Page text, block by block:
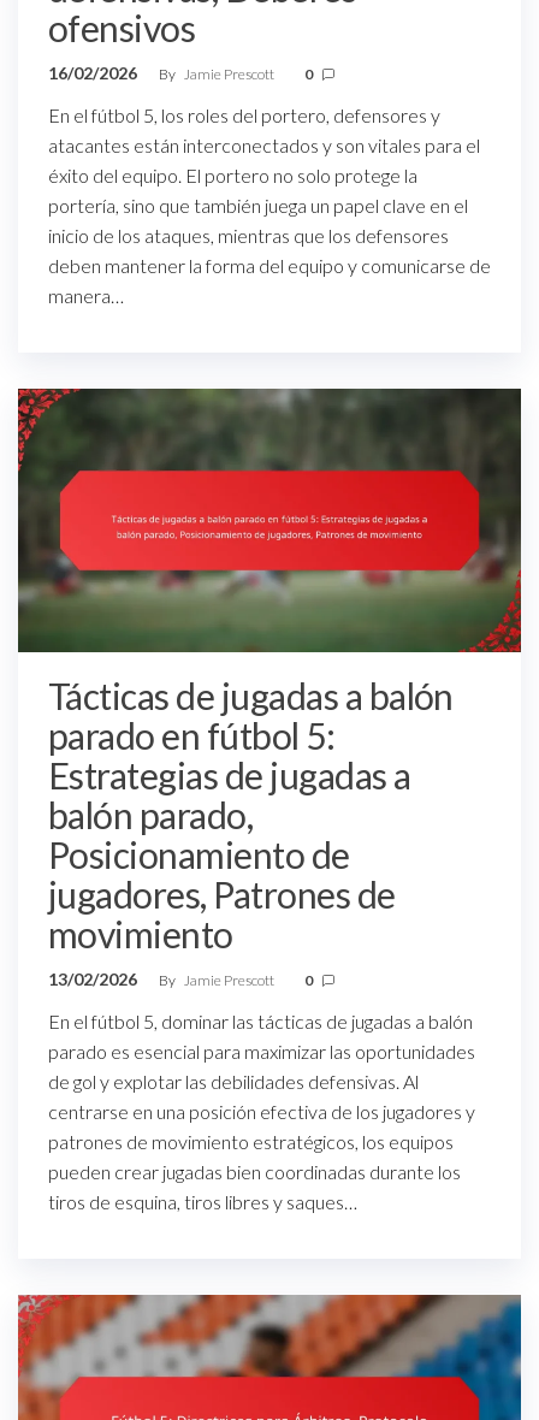
ofensivos
16/02/2026 By Jamie Prescott 0
En el fútbol 5, los roles del portero, defensores y
atacantes están interconectados y son vitales para el
éxito del equipo. El portero no solo protege la
portería, sino que también juega un papel clave en el
inicio de los ataques, mientras que los defensores
deben mantener la forma del equipo y comunicarse de
manera…
Tácticas de jugadas a balón
parado en fútbol 5:
Estrategias de jugadas a
balón parado,
Posicionamiento de
jugadores, Patrones de
movimiento
13/02/2026 By Jamie Prescott 0
En el fútbol 5, dominar las tácticas de jugadas a balón
parado es esencial para maximizar las oportunidades
de gol y explotar las debilidades defensivas. Al
centrarse en una posición efectiva de los jugadores y
patrones de movimiento estratégicos, los equipos
pueden crear jugadas bien coordinadas durante los
tiros de esquina, tiros libres y saques…